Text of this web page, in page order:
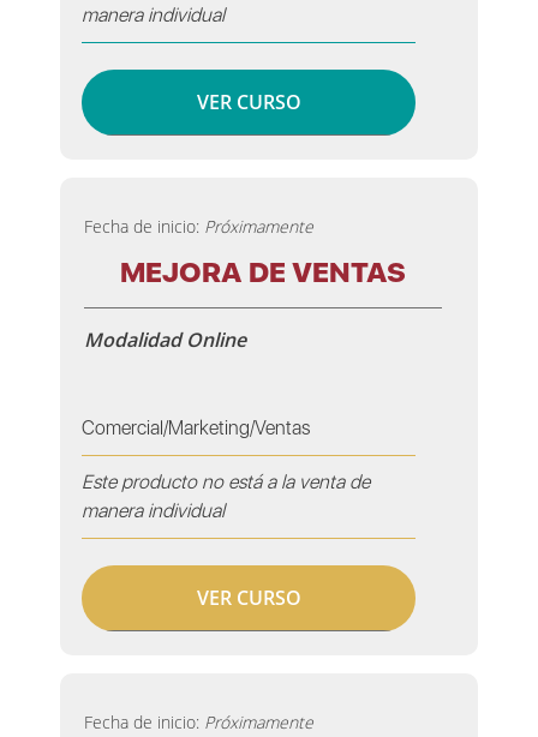
manera individual
VER CURSO
Fecha de inicio: Próximamente
MEJORA DE VENTAS
Modalidad Online
Comercial/Marketing/Ventas
Este producto no está a la venta de
manera individual
VER CURSO
Fecha de inicio: Próximamente